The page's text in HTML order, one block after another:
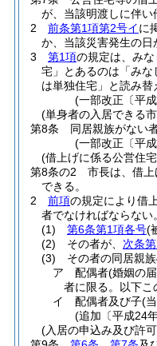
が、当該明渡しに伴い
2
前条第1項第2号イに
か、当該災害発生の日
3
第1項の規定は、みな
宅」とあるのは「み
は単独住宅」と読み替
(一部改正〔平
(単身者の入居できる
第8条
同居親族がない
(一部改正〔平
(借上げに係る公営住
第8条の2
市長は、借
できる。
2
前項の規定により借
者でなければならない。
(1)
第6条第1項各号(
(2)
その者が、 次条
(3)
その者の同居親
ア
配偶者(婚姻の
者に限る。以下こ
イ
配偶者及び子(
(追加〔平成24
(入居の申込み及び許